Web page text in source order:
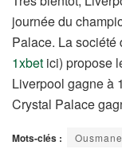
journée du
Palace. La société
1xbet ici) propose
Liverpool gagne à
Crystal Palace
Mots-clés :